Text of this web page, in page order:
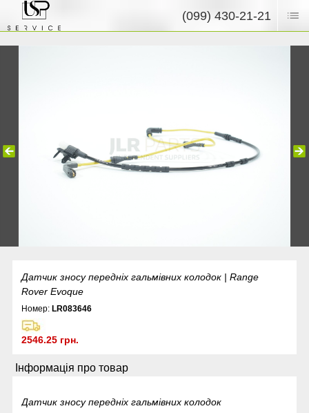
(099) 430-21-21
Датчик зносу передніх гальмівних колодок | Range
Rover Evoque
Номер:LR083646
2546.25 грн.
Інформація про товар
Датчик зносу передніх гальмівних колодок